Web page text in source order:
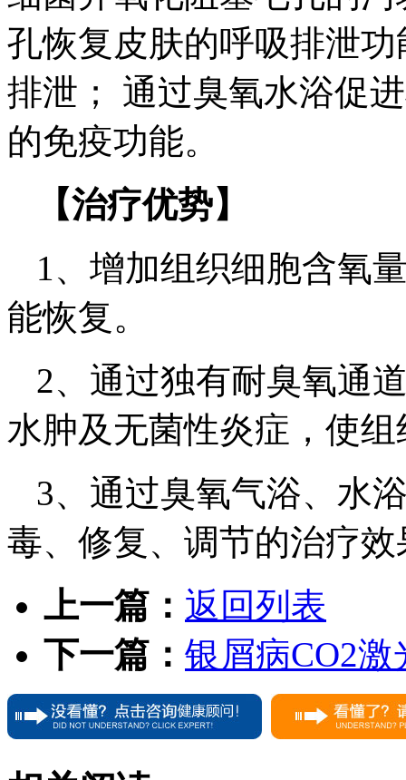
孔恢复皮肤的呼吸排泄
排泄； 通过臭氧水浴促
的免疫功能。
【治疗优势】
1、增加组织细胞含氧
能恢复。
2、通过独有耐臭氧通
水肿及无菌性炎症，使
3、通过臭氧气浴、水
毒、修复、调节的治疗效
上一篇： 返回列表
下一篇： 银屑病CO2激